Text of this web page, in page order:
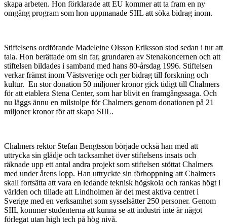
skapa arbeten. Hon förklarade att EU kommer att ta fram en ny
omgång program som hon uppmanade SIIL att söka bidrag inom.
Stiftelsens ordförande Madeleine Olsson Eriksson stod sedan i tur att
tala. Hon berättade om sin far, grundaren av Stenakoncernen och att
stiftelsen bildades i samband med hans 80-årsdag 1996. Stiftelsen
verkar främst inom Västsverige och ger bidrag till forskning och
kultur. En stor donation 50 miljoner kronor gick tidigt till Chalmers
för att etablera Stena Center, som har blivit en framgångssaga. Och
nu läggs ännu en milstolpe för Chalmers genom donationen på 21
miljoner kronor för att skapa SIIL.
Chalmers rektor Stefan Bengtsson började också han med att
uttrycka sin glädje och tacksamhet över stiftelsens insats och
räknade upp ett antal andra projekt som stiftelsen stöttat Chalmers
med under årens lopp. Han uttryckte sin förhoppning att Chalmers
skall fortsätta att vara en ledande teknisk högskola och rankas högt i
världen och tillade att Lindholmen är det mest aktiva centret i
Sverige med en verksamhet som sysselsätter 250 personer. Genom
SIIL kommer studenterna att kunna se att industri inte är något
förlegat utan high tech på hög nivå.